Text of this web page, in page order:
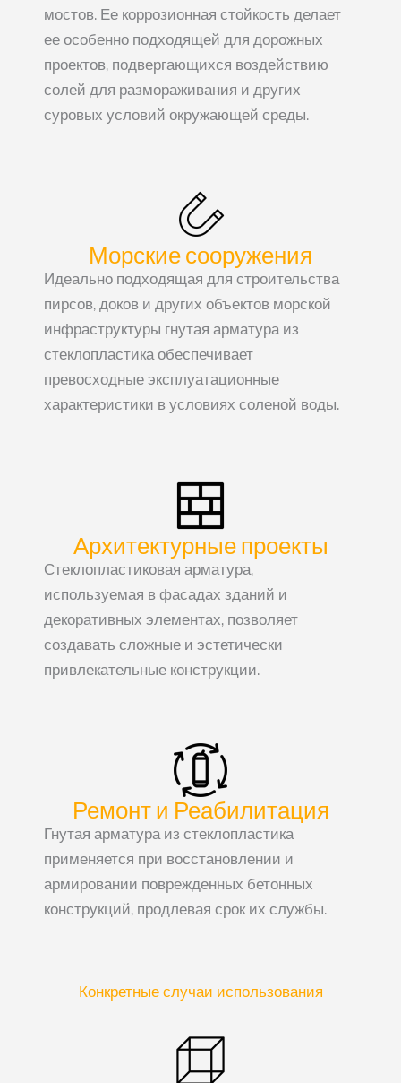
мостов. Ее коррозионная стойкость делает
ее особенно подходящей для дорожных
проектов, подвергающихся воздействию
солей для размораживания и других
суровых условий окружающей среды.
Морские сооружения
Идеально подходящая для строительства
пирсов, доков и других объектов морской
инфраструктуры гнутая арматура из
стеклопластика обеспечивает
превосходные эксплуатационные
характеристики в условиях соленой воды.
Архитектурные проекты
Стеклопластиковая арматура,
используемая в фасадах зданий и
декоративных элементах, позволяет
создавать сложные и эстетически
привлекательные конструкции.
Ремонт и Реабилитация
Гнутая арматура из стеклопластика
применяется при восстановлении и
армировании поврежденных бетонных
конструкций, продлевая срок их службы.
Конкретные случаи использования